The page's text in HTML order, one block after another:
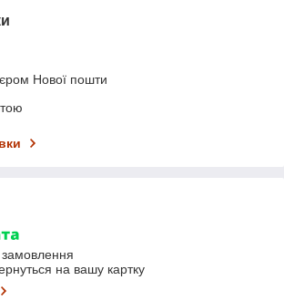
Нової пошти
на вашу картку